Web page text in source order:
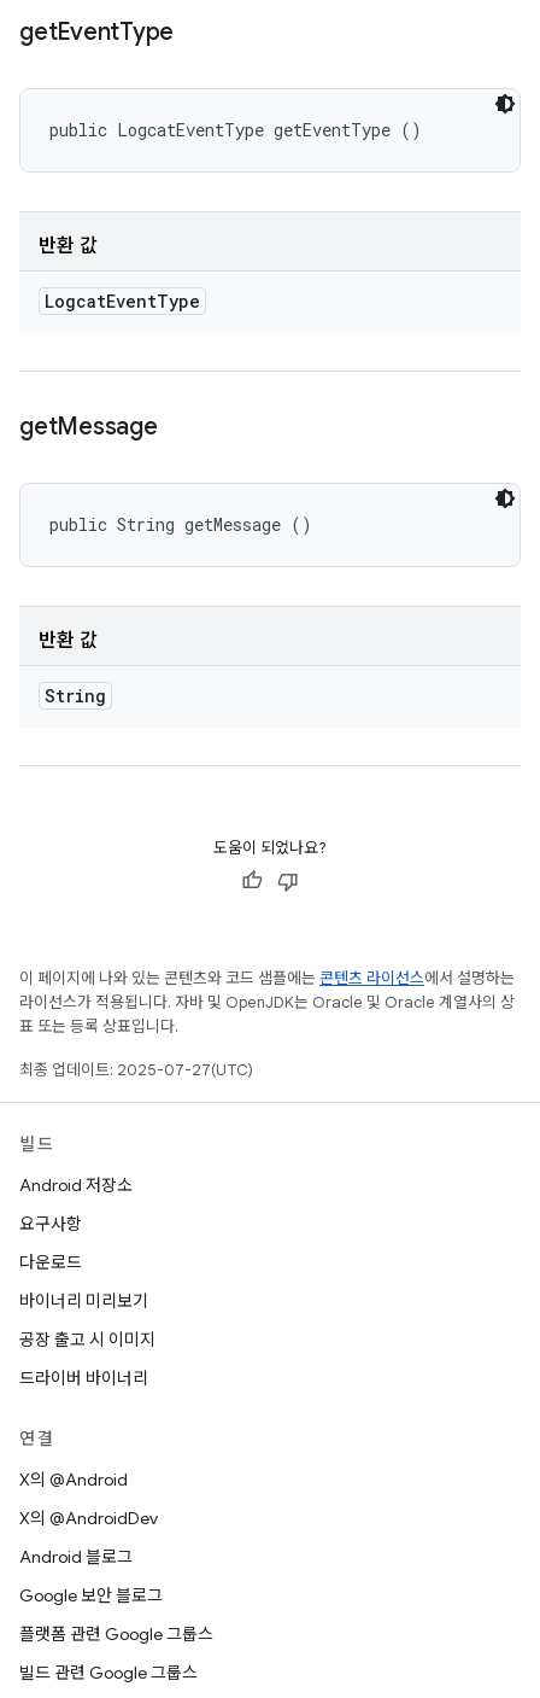
getEventType
public LogcatEventType getEventType ()
반환 값
LogcatEventType
getMessage
public String getMessage ()
반환 값
String
도움이 되었나요?
이 페이지에 나와 있는 콘텐츠와 코드 샘플에는 콘텐츠 라이선스에서 설명하는
라이선스가 적용됩니다. 자바 및 OpenJDK는 Oracle 및 Oracle 계열사의 상
표 또는 등록 상표입니다.
최종 업데이트: 2025-07-27(UTC)
빌드
Android 저장소
요구사항
다운로드
바이너리 미리보기
공장 출고 시 이미지
드라이버 바이너리
연결
X의 @Android
X의 @AndroidDev
Android 블로그
Google 보안 블로그
플랫폼 관련 Google 그룹스
빌드 관련 Google 그룹스